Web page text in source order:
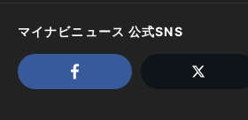
マイナビニュース 公式SNS